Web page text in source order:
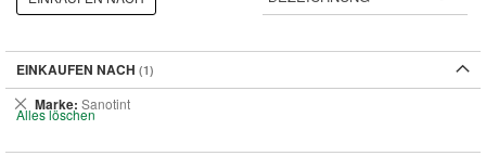
EINKAUFEN NACH
Marke Sanotint
Dies
entfernen
Alles löschen